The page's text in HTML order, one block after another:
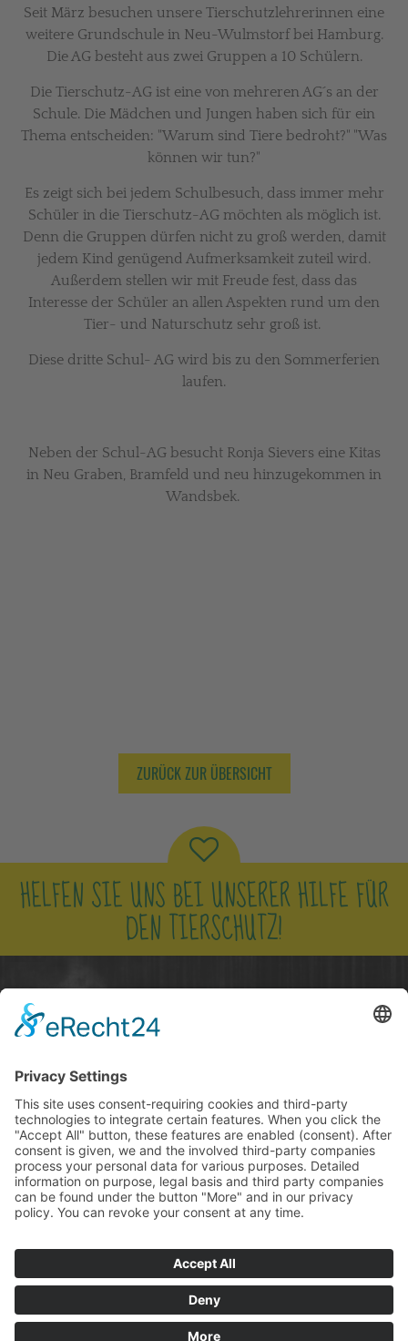
Seit März besuchen unsere Tierschutzlehrerinnen eine
weitere Grundschule in Neu-Wulmstorf bei Hamburg.
Die AG besteht aus zwei Gruppen a 10 Schülern.
Die Tierschutz-AG ist eine von mehreren AG´s an der
Schule. Die Mädchen und Jungen haben sich für ein
Thema entscheiden: "Warum sind Tiere bedroht?" "Was
können wir tun?"
Es zeigt sich bei jedem Schulbesuch, dass immer mehr
Schüler in die Tierschutz-AG möchten als möglich ist.
Denn die Gruppen dürfen nicht zu groß werden, damit
jedem Kind genügend Aufmerksamkeit zuteil wird.
Außerdem stellen wir mit Freude fest, dass das
Interesse der Schüler an allen Aspekten rund um den
Tier- und Naturschutz sehr groß ist.
Diese dritte Schul- AG wird bis zu den Sommerferien
laufen.
Neben der Schul-AG besucht Ronja Sievers eine Kitas
in Neu Graben, Bramfeld und neu hinzugekommen in
Wandsbek.
ZURÜCK ZUR ÜBERSICHT
HELFEN SIE UNS BEI UNSERER HILFE FÜR
DEN TIERSCHUTZ!
NUR ZUSAMMEN KÖNNEN WIR DEN
TIEREN EIN BESSERES LEBEN SCHENKEN!
JETZT SPENDEN
COPYRIGHT © 2026 BY BV TIERSCHUTZ E.V IMPRESSUM
HAFTUNGSAUSSCHLUSS
DATENSCHUTZ